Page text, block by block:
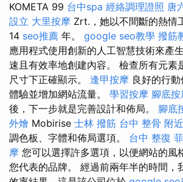
KOMETA 99 台中spa 經絡調理證照 唐
設立 大里按摩 Zrt.，她以不間斷的熱情
14 seo推薦 年。 google seo教學 撥筋
應用程式使用創新的人工智慧技術來產
速且有效率地創建內容。 檢查所有元素
尺寸下正確顯示。 逢甲按摩 良好的行
體驗並增加網站流量。 學習按摩 腳底
後，下一步就是完善設計和佈局。 腳底
外燴 Mobirise 士林 撥筋 台中 整骨 附
調色板、字體和佈局選項。 台中 整復
摩 您可以選擇許多選項，以便網站的風
您代表的品牌。 經過前兩年半的時間，